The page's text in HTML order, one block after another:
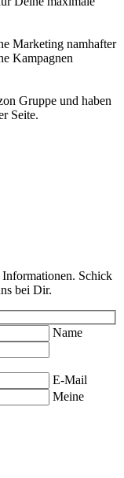
Marketing namhafter
Kampagnen
Gruppe und haben
Seite.
Schick
bei Dir.
Name
E-Mail
Meine